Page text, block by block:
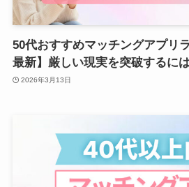
50代おすすめマッチングアプリ
最新】厳しい現実を突破するに
2026年3月13日